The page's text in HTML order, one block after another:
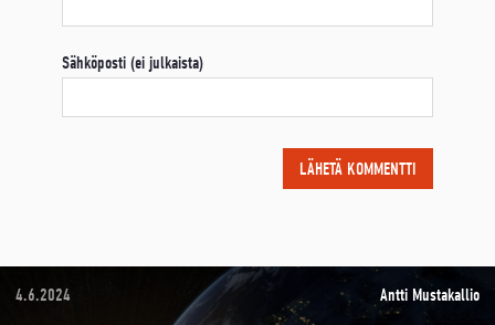
Sähköposti (ei julkaista)
4.6.2024 Antti Mustakallio